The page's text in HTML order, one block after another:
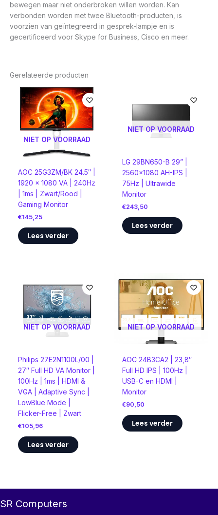
bewegen maar niet onderbroken willen worden. Kan
verbonden worden met twee Bluetooth-producten, is
voorzien van geïntegreerd in gesprek-lampje en is
gecertificeerd voor Skype for Business, Cisco en meer.
Gerelateerde producten
NIET OP VOORRAAD
AOC 25G3ZM/BK 24.5″ |
1920 x 1080 VA | 240Hz
| 1ms | Zwart/Rood |
Gaming Monitor
€145,25
Lees verder
NIET OP VOORRAAD
LG 29BN650-B 29” |
2560×1080 AH-IPS |
75Hz | Ultrawide
Monitor
€243,50
Lees verder
NIET OP VOORRAAD
Philips 27E2N1100L/00 |
27″ Full HD VA Monitor |
100Hz | 1ms | HDMI &
VGA | Adaptive Sync |
LowBlue Mode |
Flicker-Free | Zwart
€105,96
Lees verder
NIET OP VOORRAAD
AOC 24B3CA2 | 23,8″
Full HD IPS | 100Hz |
USB-C en HDMI |
Monitor
€90,50
Lees verder
SR Computers